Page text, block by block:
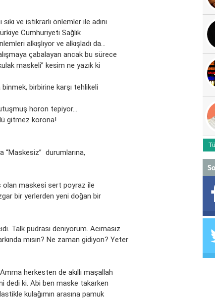
ve istikrarlı önlemler ile adını
Cumhuriyeti Sağlık
alkışlıyor ve alkışladı da…
çabalayan ancak bu sürece
maskeli” kesim ne yazık ki
birbirine karşı tehlikeli
horon tepiyor…
gitmez korona!
“Maskesiz” durumlarına,
olan maskesi sert poyraz ile
bir yerlerden yeni doğan bir
Talk pudrası deniyorum. Acımasız
mısın? Ne zaman gidiyon? Yeter
herkesten de akıllı maşallah
dedi ki. Abi ben maske takarken
kulağımın arasına pamuk